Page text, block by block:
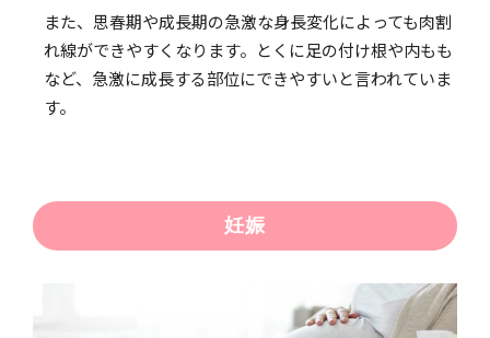
また、思春期や成長期の急激な身長変化によっても肉割
れ線ができやすくなります。とくに足の付け根や内もも
など、急激に成長する部位にできやすいと言われていま
す。
妊娠